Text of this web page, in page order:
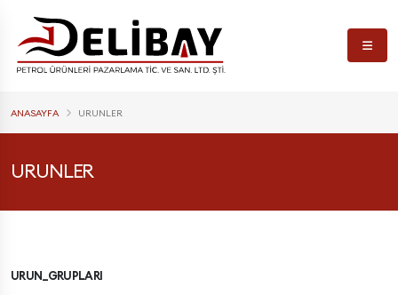
ANASAYFA URUNLER
URUNLER
URUN_GRUPLARI